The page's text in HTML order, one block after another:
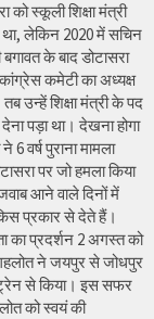
को स्कूली शिक्षा मंत्री
था, लेकिन 2020 में सचिन
के बाद डोटासरा
कमेटी का अध्यक्ष
तब उन्हें शिक्षा मंत्री के पद
पड़ा था। देखना होगा
6 वर्ष पुराना मामला
पर जो हमला किया
आने वाले दिनों में
प्रकार से देते हैं।
का प्रदर्शन 2 अगस्त को
ने जयपुर से जोधपुर
से किया। इस सफर
को स्वयं की